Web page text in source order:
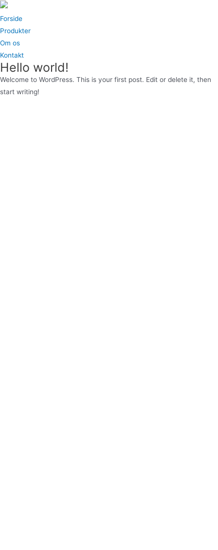
Gå
til
indholdet
Forside
Produkter
Om os
Kontakt
Hello world!
Welcome to WordPress. This is your first post. Edit or delete it, then
start writing!